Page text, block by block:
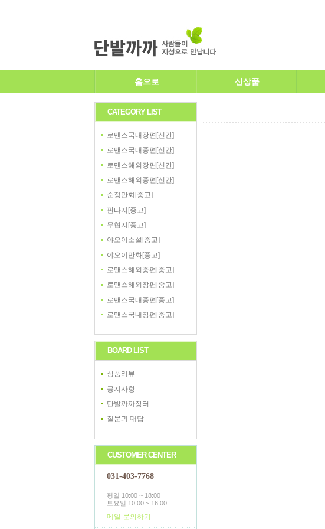
홈으로 신상품
CATEGORY LIST
로맨스국내장편[신간]
로맨스국내중편[신간]
로맨스해외장편[신간]
로맨스해외중편[신간]
순정만화[중고]
판타지[중고]
무협지[중고]
야오이소설[중고]
야오이만화[중고]
로맨스해외중편[중고]
로맨스해외장편[중고]
로맨스국내중편[중고]
로맨스국내장편[중고]
BOARD LIST
상품리뷰
공지사항
단발까까장터
질문과 대답
CUSTOMER CENTER
031-403-7768
평일 10:00 ~ 18:00
토요일 10:00 ~ 16:00
메일 문의하기